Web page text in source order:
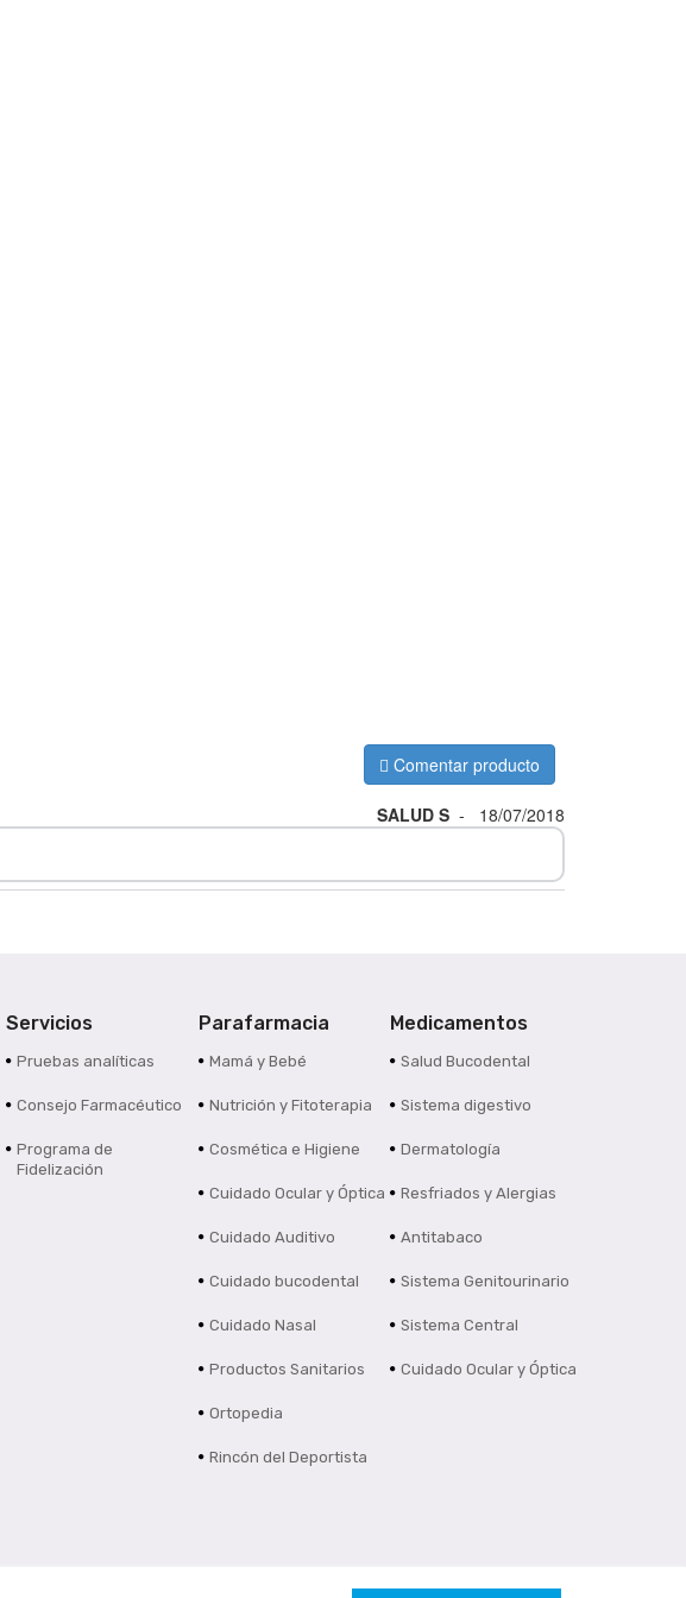
Comentar producto
SALUD S -
18/07/2018
Servicios
Pruebas analíticas
Consejo Farmacéutico
Programa de
Fidelización
Parafarmacia
Mamá y Bebé
Nutrición y Fitoterapia
Cosmética e Higiene
Cuidado Ocular y Óptica
Cuidado Auditivo
Cuidado bucodental
Cuidado Nasal
Productos Sanitarios
Ortopedia
Rincón del Deportista
Medicamentos
Salud Bucodental
Sistema digestivo
Dermatología
Resfriados y Alergias
Antitabaco
Sistema Genitourinario
Sistema Central
Cuidado Ocular y Óptica